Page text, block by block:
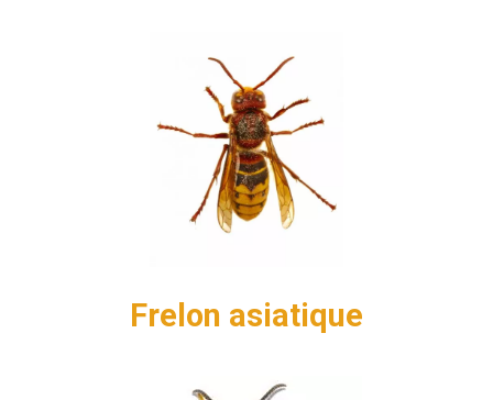
Frelon asiatique